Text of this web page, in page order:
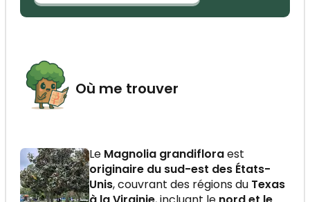
Où me trouver
Le Magnolia grandifloraest
originaire du sud-est des États-
Unis, couvrant des régions du Texas